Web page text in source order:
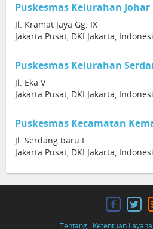
Puskesmas Kelurahan Johar
Jl. Kramat Jaya Gg. IX
Jakarta Pusat, DKI Jakarta,
Puskesmas Kelurahan
Jl. Eka V
Jakarta Pusat, DKI Jakarta,
Puskesmas Kecamatan
Jl. Serdang baru I
Jakarta Pusat, DKI Jakarta,
Tentang· Ketentuan